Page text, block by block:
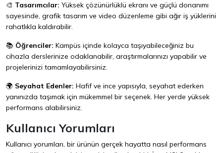
🎨 Tasarımcılar: Yüksek çözünürlüklü ekranı ve güçlü donanımı
sayesinde, grafik tasarım ve video düzenleme gibi ağır iş yüklerini
rahatlıkla kaldırabilir.
📚 Öğrenciler: Kampüs içinde kolayca taşıyabileceğiniz bu
cihazla derslerinize odaklanabilir, araştırmalarınızı yapabilir ve
projelerinizi tamamlayabilirsiniz.
🌍 Seyahat Edenler: Hafif ve ince yapısıyla, seyahat ederken
yanınızda taşımak için mükemmel bir seçenek. Her yerde yüksek
performans alabilirsiniz.
Kullanıcı Yorumları
Kullanıcı yorumları, bir ürünün gerçek hayatta nasıl performans